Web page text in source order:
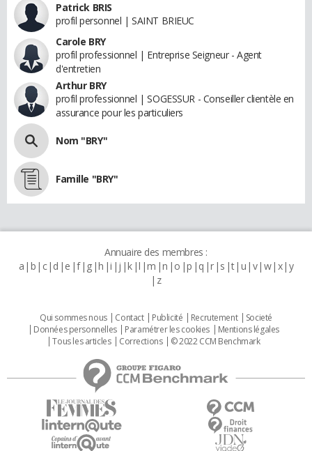
Patrick BRIS
profil personnel | SAINT BRIEUC
Carole BRY
profil professionnel | Entreprise Seigneur - Agent
d'entretien
Arthur BRY
profil professionnel | SOGESSUR - Conseiller clientèle en
assurance pour les particuliers
Nom "BRY"
Famille "BRY"
Annuaire des membres :
a b c d e f g h i j k l m n o p q r s t u v w x y
z
Qui sommes nous Contact Publicité Recrutement
Societé
Données personnelles
Paramétrer les cookies
Mentions légales
Tous les articles
Corrections © 2022 CCM Benchmark